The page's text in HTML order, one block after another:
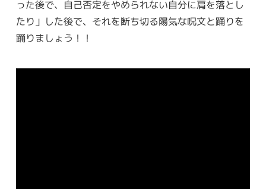
った後で、自己否定をやめられない自分に肩を落とし
たり」した後で、それを断ち切る陽気な呪文と踊りを
踊りましょう！！